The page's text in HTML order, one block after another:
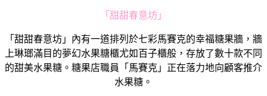
「甜甜春意坊」
「甜甜春意坊」內有一道排列於七彩馬賽克的幸福糖果牆，牆
上琳瑯滿目的夢幻水果糖櫃尤如百子櫃般，存放了數十款不同
的甜美水果糖。糖果店職員「馬賽克」正在落力地向顧客推介
水果糖。